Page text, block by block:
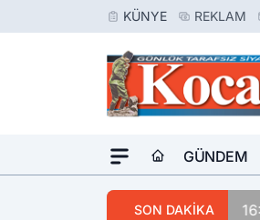
KÜNYE REKLAM
GÜNDEM
SON DAKİKA